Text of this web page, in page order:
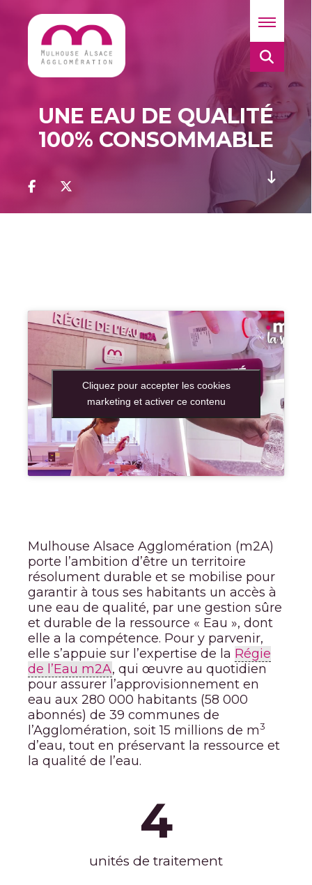
UNE EAU DE QUALITÉ
100% CONSOMMABLE
Cliquez pour accepter les cookies
marketing et activer ce contenu
Mulhouse Alsace Agglomération (m2A)
porte l’ambition d’être un territoire
résolument durable et se mobilise pour
garantir à tous ses habitants un accès à
une eau de qualité, par une gestion sûre
et durable de la ressource « Eau », dont
elle a la compétence. Pour y parvenir,
elle s’appuie sur l’expertise de la Régie
de l’Eau m2A, qui œuvre au quotidien
pour assurer l’approvisionnement en
eau aux 280 000 habitants (58 000
abonnés) de 39 communes de
l’Agglomération, soit 15 millions de m3
d’eau, tout en préservant la ressource et
la qualité de l’eau.
unités de traitement
4